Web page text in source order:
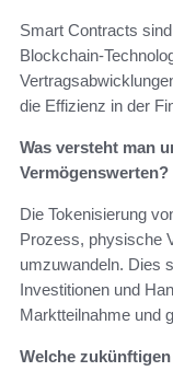
Smart Contracts
Blockchain-
die Effizienz in der
Was versteht man
Vermögenswerten?
Die Tokenisierung
Prozess, physische
umzuwandeln. Dies
Investitionen und
Marktteilnahme und
Welche